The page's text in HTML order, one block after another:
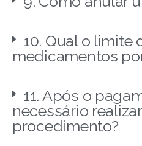
10. Qual o limite
medicamentos
11. Após o
necessário
procedimento?